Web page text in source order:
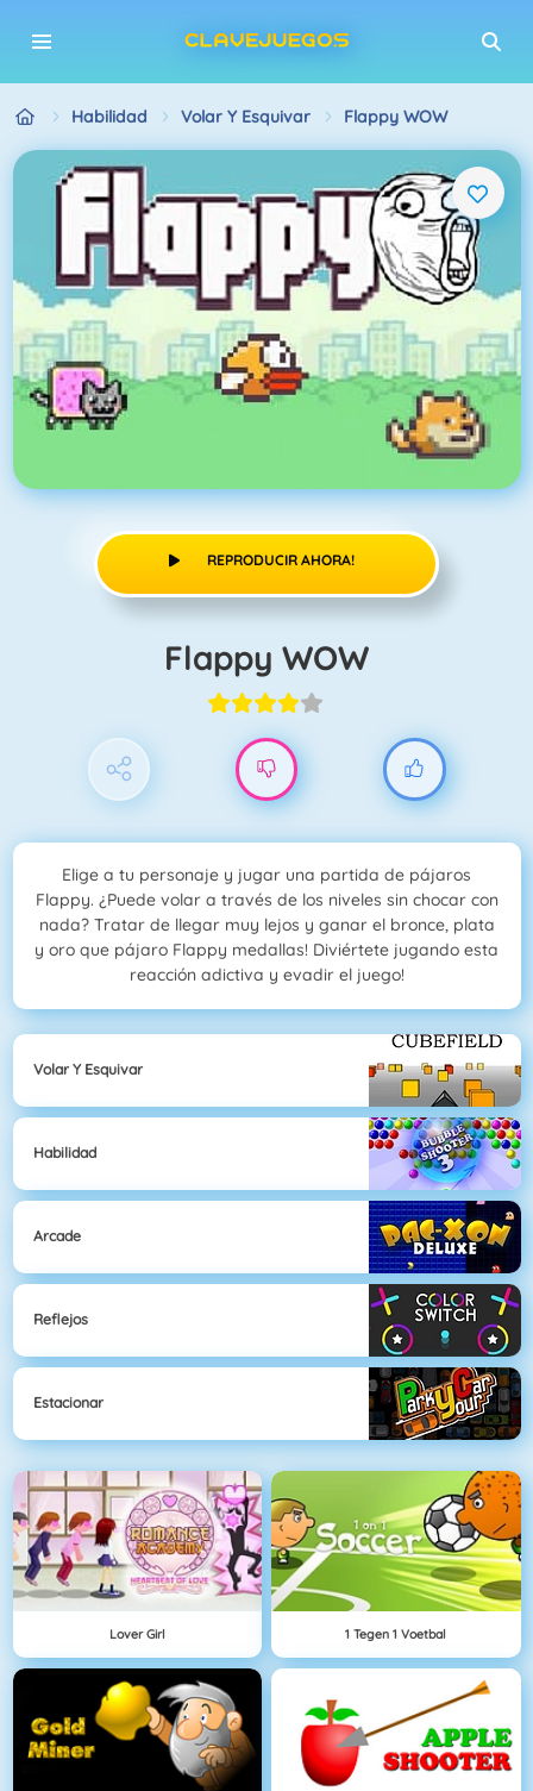
Habilidad Volar Y Esquivar Flappy WOW
REPRODUCIR AHORA!
Flappy WOW
Elige a tu personaje y jugar una partida de pájaros
Flappy. ¿Puede volar a través de los niveles sin chocar con
nada? Tratar de llegar muy lejos y ganar el bronce, plata
y oro que pájaro Flappy medallas! Diviértete jugando esta
reacción adictiva y evadir el juego!
Volar Y Esquivar
Habilidad
Arcade
Reflejos
Estacionar
Lover Girl 1 Tegen 1 Voetbal